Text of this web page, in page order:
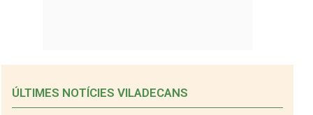
ÚLTIMES NOTÍCIES VILADECANS